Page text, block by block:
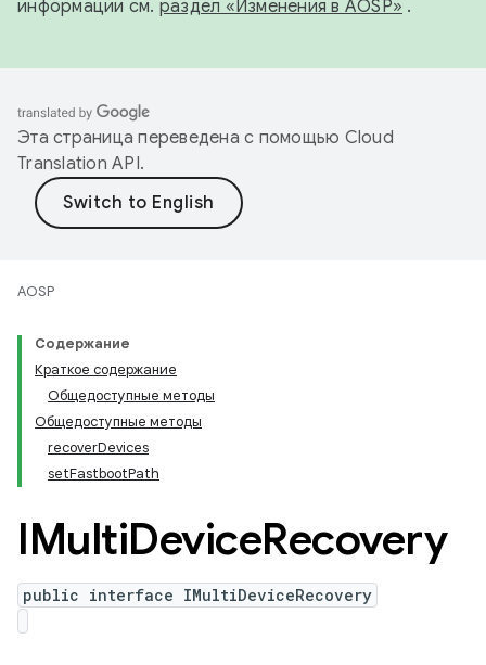
информации см. раздел «Изменения в AOSP» .
Эта страница переведена с помощью Cloud
Translation API.
AOSP
Содержание
Краткое содержание
Общедоступные методы
Общедоступные методы
recoverDevices
setFastbootPath
IMultiDeviceRecovery
public interface IMultiDeviceRecovery